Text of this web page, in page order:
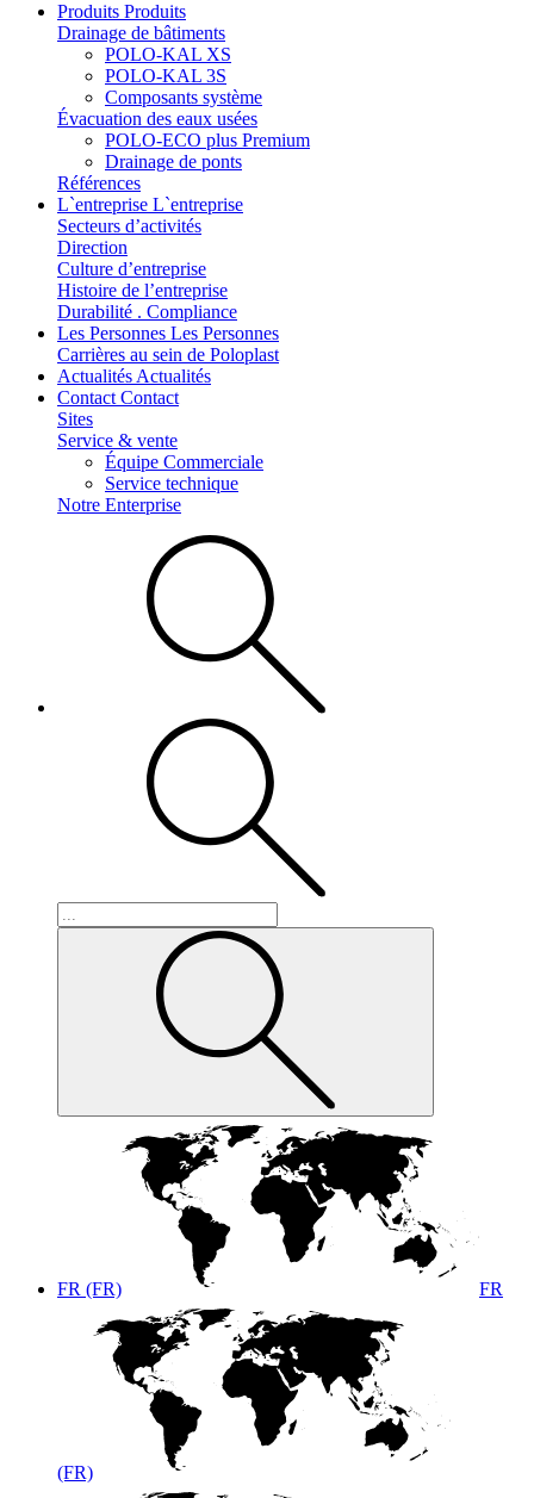
Produits Produits
Drainage de bâtiments
POLO-KAL XS
POLO-KAL 3S
Composants système
Évacuation des eaux usées
POLO-ECO plus Premium
Drainage de ponts
Références
L`entreprise L`entreprise
Secteurs d’activités
Direction
Culture d’entreprise
Histoire de l’entreprise
Durabilité . Compliance
Les Personnes Les Personnes
Carrières au sein de Poloplast
Actualités Actualités
Contact Contact
Sites
Service & vente
Équipe Commerciale
Service technique
Notre Enterprise
FR (FR) FR
(FR)